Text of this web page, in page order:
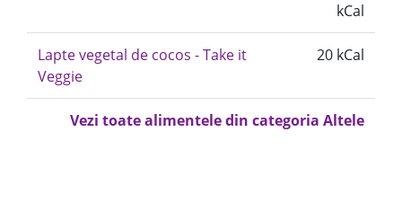
kCal
Lapte vegetal de cocos - Take it
Veggie
20 kCal
Vezi toate alimentele din categoria Altele